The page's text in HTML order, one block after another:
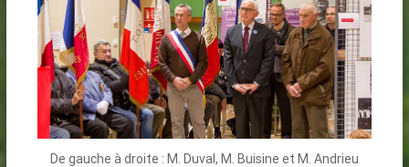
De gauche à droite : M. Duval, M. Buisine et M. Andrieu